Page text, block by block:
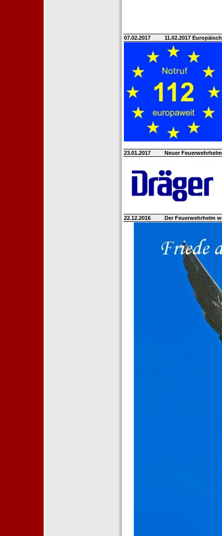
07.02.2017 11.02.2017
23.01.2017 Neuer
22.12.2016 Der Feuerwehrhelm